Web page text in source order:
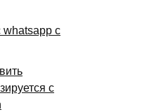
whatsapp с
с